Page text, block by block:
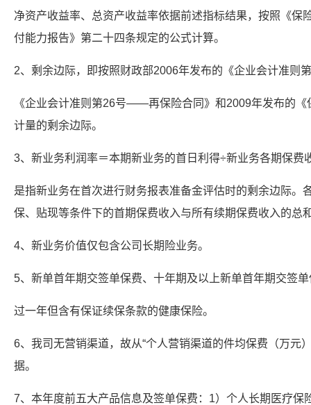
净资产收益率、总资产收益率依据前述指标结果，按照《保
付能力报告》第二十四条规定的公式计算。
2、剩余边际，即按照财政部2006年发布的《企业会计准
《企业会计准则第26号——再保险合同》和2009年发布的
计量的剩余边际。
3、新业务利润率＝本期新业务的首日利得÷新业务各期保费
是指新业务在首次进行财务报表准备金评估时的剩余边际。
保、贴现等条件下的首期保费收入与所有续期保费收入的总
4、新业务价值仅包含公司长期险业务。
5、新单首年期交签单保费、十年期及以上新单首年期交签
过一年但含有保证续保条款的健康保险。
6、我司无营销渠道，故从“个人营销渠道的件均保费（万元
据。
7、本年度前五大产品信息及签单保费：1）个人长期医疗保